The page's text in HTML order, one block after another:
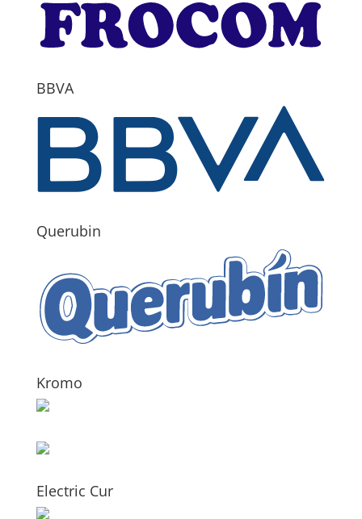
BBVA
Querubin
Kromo
Electric Cur